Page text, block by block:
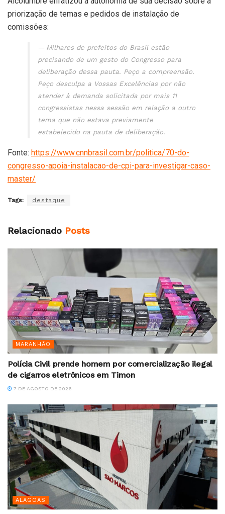
priorização de temas e pedidos de instalação de
comissões:
Milhares de prefeitos do Brasil estão
precisando de um gesto do Congresso para
deliberação dessa pauta. Peço a compreensão.
Peço desculpa a Vossas Excelências por não
atender à demanda solicitada por mais 11
congressistas nessa sessão em relação a outro
tema que não estava previamente
estabelecido na pauta de deliberação.
Fonte: https://www.cnnbrasil.com.br/politica/70-do-
congresso-apoia-instalacao-de-cpi-para-investigar-caso-
master/
Tags: destaque
Relacionado Posts
MARANHÃO
Polícia Civil prende homem por comercialização ilegal
de cigarros eletrônicos em Timon
7 DE AGOSTO DE 2026
ALAGOAS